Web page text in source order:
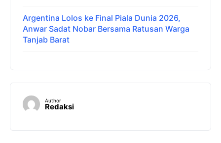
Argentina Lolos ke Final Piala Dunia 2026,
Anwar Sadat Nobar Bersama Ratusan Warga
Tanjab Barat
Author
Redaksi